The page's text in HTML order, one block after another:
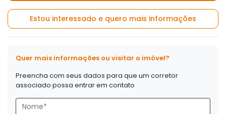
Estou interessado e quero mais informações
Quer mais informações ou visitar o imóvel?
Preencha com seus dados para que um corretor
associado possa entrar em contato